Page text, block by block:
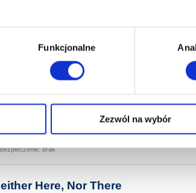
do prawidłowego i bezpiecznego
Twoje doświadczenia jeśli jesteś naszym
Funkcjonalne
Zezwól na wybór
MP3
ze swojej biblioteki i odsłuchaj go w dowolnej
brak
Here, Nor There